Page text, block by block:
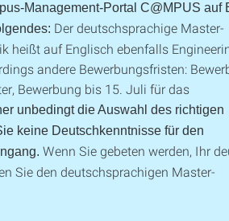
Management-Portal C@MPUS auf
Der deutschsprachige Master-
heißt auf Englisch ebenfalls
andere Bewerbungsfristen:
Bewerbung bis 15. Juli für das
unbedingt die Auswahl des richtigen
keine Deutschkenntnisse für den
Wenn Sie gebeten werden, Ihr
Sie den deutschsprachigen Master-